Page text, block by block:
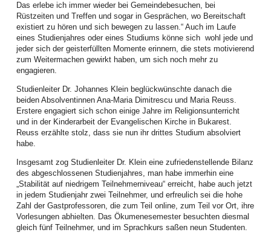
Im Februar boten Frauen einen Entspannungsnachmittag an: der Einladung
der Mitarbeiterinnen der Frauenarbeit folgten Mitte Februar viel mehr Frauen
als erwartet. Juliane Topârcean (Hermannstadt) stellte zwei Methoden vor:
PME (progressive Muskelentspannung nach Jacobsen) und Qigong. Die
überwältigende Resonanz und die vielen Rückmeldungen interessierter
Frauen sprengte den geplanten Rahmen.
EAS umdisponiert und die Anmeldeliste frühzeitig geschlossen werden. Die
gute Stimmung und der wirksame Effekt der vorgestellten Methoden weckte
in den Teilnehmerinnen den Wunsch nach mindestens einem
Nachfolgetreffen noch in diesem Jahr.
Frauen setzten sich aktiv für den Weltgebetstag ein: Der Monat Februar war
wurden organisiert, die Lieder in Chorproben, Kindergottesdiensten und
Jungschartreffen eingeübt, der Bibeltext an Gemeindenachmittagen und in
Bibelkreisen vertieft.
Frauen luden im März ein: Kommt, feiert mit uns den Weltgebetstag.
„Kommt! Bringt eure Last.“ - dieser Einladung des Weltgebetstags, der von
Christinnen aus Nigeria ausgetragen wurde, folgten zahlreiche
Das erlebe ich immer wieder bei Gemeindebesuchen, bei
Rüstzeiten und Treffen und sogar in Gesprächen, wo Bereitschaft
existiert zu hören und sich bewegen zu lassen.“ Auch im Laufe
eines Studienjahres oder eines Studiums könne sich wohl jede und
jeder sich der geisterfüllten Momente erinnern, die stets motivierend
zum Weitermachen gewirkt haben, um sich noch mehr zu
engagieren.
Studienleiter Dr. Johannes Klein beglückwünschte danach die
beiden Absolventinnen Ana-Maria Dimitrescu und Maria Reuss.
Erstere engagiert sich schon einige Jahre im Religionsunterricht
und in der Kinderarbeit der Evangelischen Kirche in Bukarest.
Reuss erzählte stolz, dass sie nun ihr drittes Studium absolviert
habe.
Insgesamt zog Studienleiter Dr. Klein eine zufriedenstellende Bilanz
des abgeschlossenen Studienjahres, man habe immerhin eine
„Stabilität auf niedrigem Teilnehmerniveau“ erreicht, habe auch jetzt
in jedem Studienjahr zwei Teilnehmer, und erfreulich sei die hohe
Zahl der Gastprofessoren, die zum Teil online, zum Teil vor Ort, ihre
Vorlesungen abhielten. Das Ökumenesemester besuchten diesmal
gleich fünf Teilnehmer, und im Sprachkurs saßen neun Studenten.